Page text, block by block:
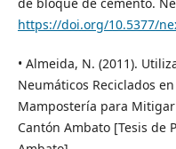
https://doi.org/10.5377/
• Almeida, N. (2011).
Neumáticos Reciclados
Mampostería para
Cantón Ambato [Tesis de